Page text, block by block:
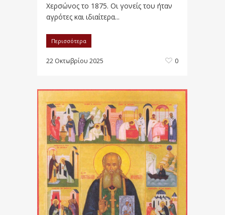
Χερσώνος το 1875. Οι γονείς του ήταν
αγρότες και ιδιαίτερα...
Περισσότερα
22 Οκτωβρίου 2025 0